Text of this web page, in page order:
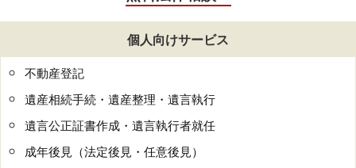
個人向けサービス
不動産登記
遺産相続手続・遺産整理・遺言執行
遺言公正証書作成・遺言執行者就任
成年後見（法定後見・任意後見）